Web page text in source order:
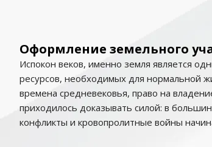
Оформление земельного
Испокон веков, именно земля является
ресурсов, необходимых для нормальной
времена средневековья, право на
приходилось доказывать силой: в
конфликты и кровопролитные войны